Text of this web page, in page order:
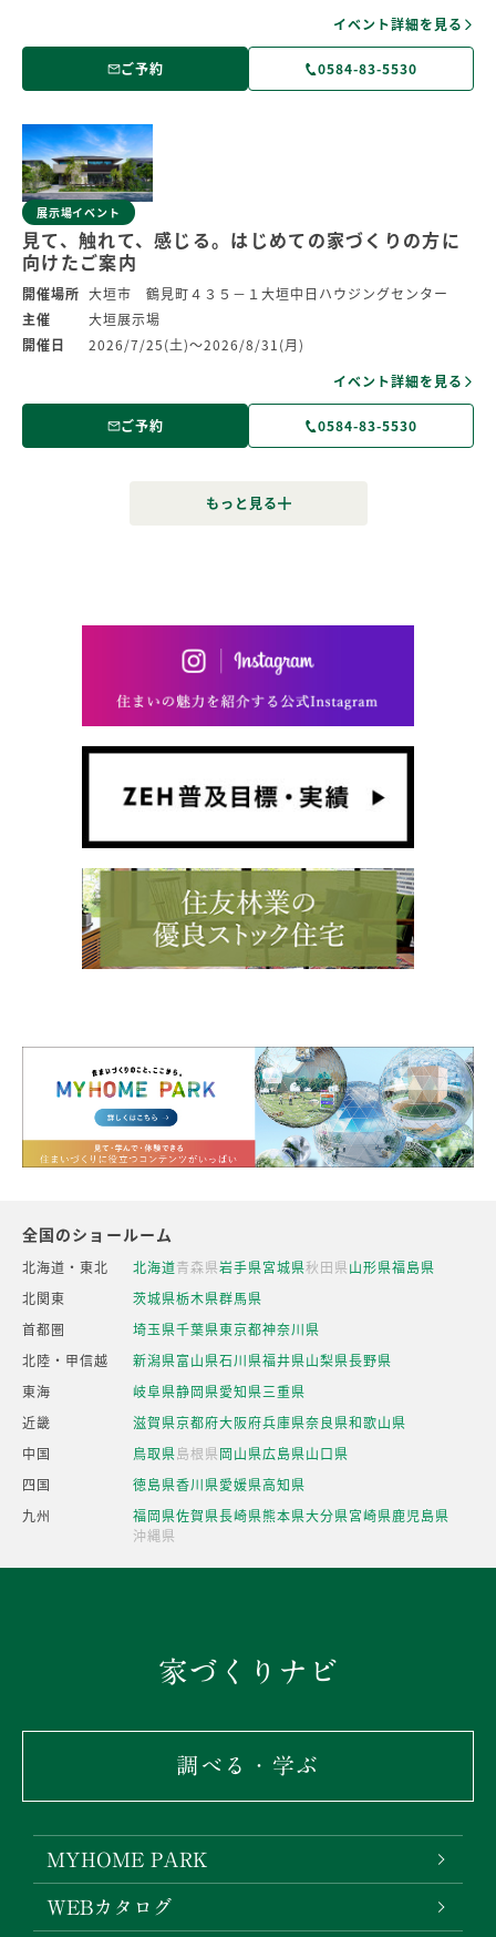
イベント詳細を見る
ご予約 0584-83-5530
展示場イベント
見て、触れて、感じる。はじめての家づくりの方に
向けたご案内
開催場所 大垣市 鶴見町４３５－１大垣中日ハウジングセンター
主催
大垣展示場
開催日
2026/7/25(土)～2026/8/31(月)
イベント詳細を見る
ご予約 0584-83-5530
全国のショールーム
北海道・東北 北海道青森県岩手県宮城県秋田県山形県福島県
北関東
茨城県栃木県群馬県
首都圏
埼玉県千葉県東京都神奈川県
北陸・甲信越
新潟県富山県石川県福井県山梨県長野県
東海
岐阜県静岡県愛知県三重県
近畿
滋賀県京都府大阪府兵庫県奈良県和歌山県
中国
鳥取県島根県岡山県広島県山口県
四国
徳島県香川県愛媛県高知県
九州
福岡県佐賀県長崎県熊本県大分県宮崎県鹿児島県
沖縄県
家づくりナビ
調べる・学ぶ
MYHOME PARK
WEBカタログ